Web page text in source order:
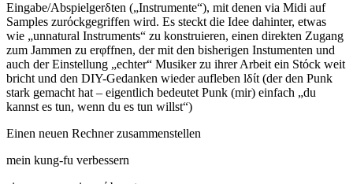
Eingabe/Abspielgerδten („Instrumente“), mit denen via Midi auf
Samples zurόckgegriffen wird. Es steckt die Idee dahinter, etwas
wie „unnatural Instruments“ zu konstruieren, einen direkten Zugang
zum Jammen zu erφffnen, der mit den bisherigen Instumenten und
auch der Einstellung „echter“ Musiker zu ihrer Arbeit ein Stόck weit
bricht und den DIY-Gedanken wieder aufleben lδίt (der den Punk
stark gemacht hat – eigentlich bedeutet Punk (mir) einfach „du
kannst es tun, wenn du es tun willst“)
Einen neuen Rechner zusammenstellen
mein kung-fu verbessern